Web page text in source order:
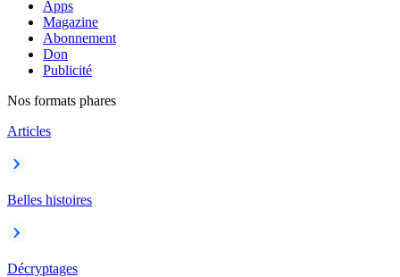
Apps
Magazine
Abonnement
Don
Publicité
Nos formats phares
Articles
Belles histoires
Décryptages